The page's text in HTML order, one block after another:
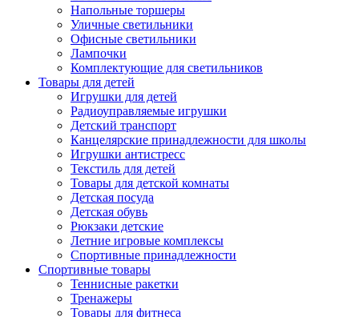
Напольные торшеры
Уличные светильники
Офисные светильники
Лампочки
Комплектующие для светильников
Товары для детей
Игрушки для детей
Радиоуправляемые игрушки
Детский транспорт
Канцелярские принадлежности для школы
Игрушки антистресс
Текстиль для детей
Товары для детской комнаты
Детская посуда
Детская обувь
Рюкзаки детские
Летние игровые комплексы
Спортивные принадлежности
Спортивные товары
Теннисные ракетки
Тренажеры
Товары для фитнеса